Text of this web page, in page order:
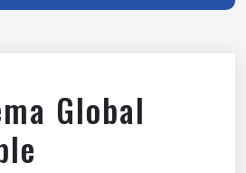
Global